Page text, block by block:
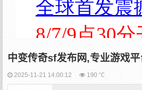
中变传奇sf发布网,专业游戏
2025-11-21 14:00:12 190 ℃